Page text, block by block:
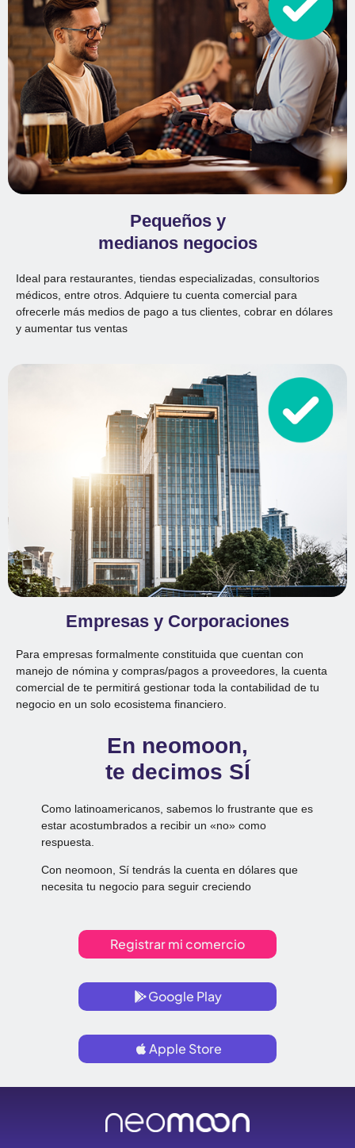
Pequeños y
medianos negocios
Ideal para restaurantes, tiendas especializadas, consultorios
médicos, entre otros. Adquiere tu cuenta comercial para
ofrecerle más medios de pago a tus clientes, cobrar en dólares
y aumentar tus ventas
Empresas y Corporaciones
Para empresas formalmente constituida que cuentan con
manejo de nómina y compras/pagos a proveedores, la cuenta
comercial de te permitirá gestionar toda la contabilidad de tu
negocio en un solo ecosistema financiero.
En neomoon,
te decimos SÍ
Como latinoamericanos, sabemos lo frustrante que es
estar acostumbrados a recibir un «no» como
respuesta.
Con neomoon, Sí tendrás la cuenta en dólares que
necesita tu negocio para seguir creciendo
Registrar mi comercio
Google Play
Apple Store